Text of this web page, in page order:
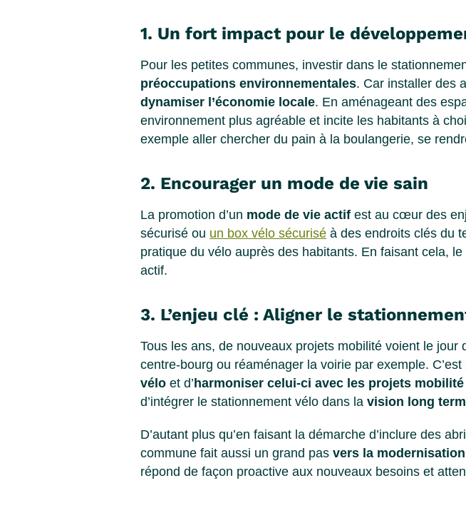
1. Un fort impact pour le
Pour les petites communes, investir dans le
préoccupations environnementales. Car installer des
dynamiser l’économie locale. En aménageant des
environnement plus agréable et incite les habitants à
exemple aller chercher du pain à la boulangerie, se
2. Encourager un mode de vie sain
La promotion d’un mode de vie actif est au cœur des
sécurisé ou un box vélo sécurisé à des endroits clés du
pratique du vélo auprès des habitants. En faisant cela,
actif.
3. L’enjeu clé : Aligner le
Tous les ans, de nouveaux projets mobilité voient le
centre-bourg ou réaménager la voirie par exemple.
vélo et d’ harmoniser celui-ci avec les projets mobilité
d’intégrer le stationnement vélo dans la vision long
D’autant plus qu’en faisant la démarche d’inclure des
commune fait aussi un grand pas vers la modernisation
répond de façon proactive aux nouveaux besoins et